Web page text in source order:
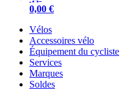
0,00 €
Vélos
Accessoires vélo
Équipement du cycliste
Services
Marques
Soldes